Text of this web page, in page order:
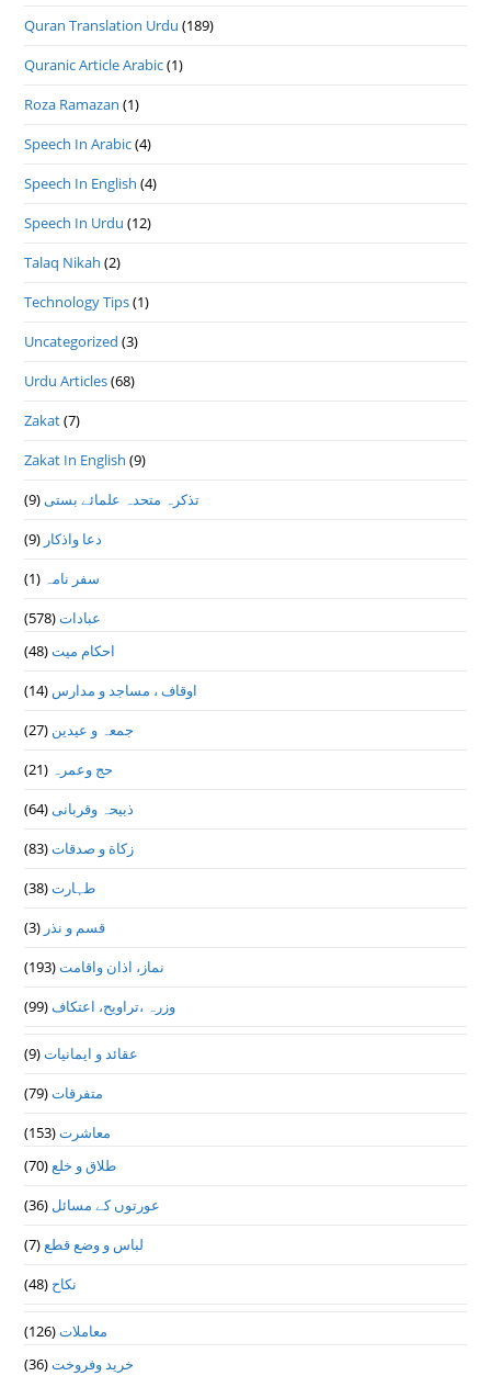
Quran Translation Urdu (189)
Quranic Article Arabic(1)
Roza Ramazan (1)
Speech In Arabic(4)
Speech In English (4)
Speech In Urdu (12)
Talaq Nikah (2)
Technology Tips(1)
Uncategorized (3)
Urdu Articles(68)
Zakat(7)
Zakat In English (9)
تذكرہ متحدہ علمائے بستى(9)
دعا واذكار (9)
سفر نامہ (1)
عبادات(578)
احکام میت(48)
اوقاف ، مساجد و مدارس (14)
جمعہ و عیدین (27)
حج وعمرہ (21)
ذبیحہ وقربانی(64)
زکاة و صدقات(83)
طہارت(38)
قسم و نذر (3)
نماز، اذان واقامت(193)
وزرہ ،تراويح، اعتكاف(99)
عقائد و ایمانیات(9)
متفرقات(79)
معاشرت(153)
طلاق و خلع(70)
عورتوں کے مسائل (36)
لباس و وضع قطع(7)
نکاح (48)
معاملات(126)
خرید وفروخت(36)